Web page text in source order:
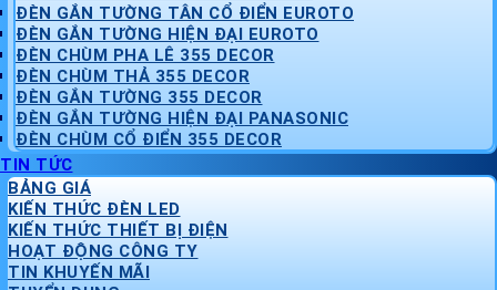
ĐÈN GẮN TƯỜNG TÂN CỔ ĐIỂN EUROTO
ĐÈN GẮN TƯỜNG HIỆN ĐẠI EUROTO
ĐÈN CHÙM PHA LÊ 355 DECOR
ĐÈN CHÙM THẢ 355 DECOR
ĐÈN GẮN TƯỜNG 355 DECOR
ĐÈN GẮN TƯỜNG HIỆN ĐẠI PANASONIC
ĐÈN CHÙM CỔ ĐIỂN 355 DECOR
TIN TỨC
BẢNG GIÁ
KIẾN THỨC ĐÈN LED
KIẾN THỨC THIẾT BỊ ĐIỆN
HOẠT ĐỘNG CÔNG TY
TIN KHUYẾN MÃI